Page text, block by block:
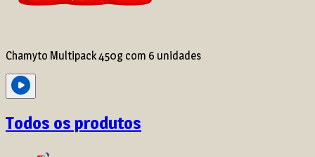
Chamyto Multipack 450g com 6 unidades
Todos os produtos